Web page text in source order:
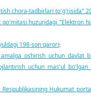
chora-tadbirlari to'g'risida"
huzuridagi
198-son qarori;
oshirish uchun davlat
uchun mas'ul
Hukumat